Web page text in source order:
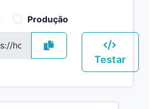
Produção
Testar